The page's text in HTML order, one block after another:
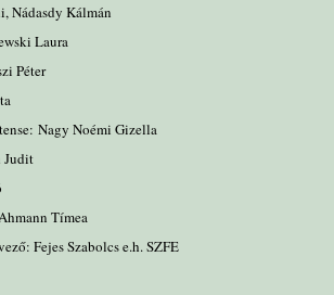
Nádasdy Kálmán
Laura
Péter
Nagy Noémi Gizella
Judit
Tímea
Fejes Szabolcs e.h. SZFE